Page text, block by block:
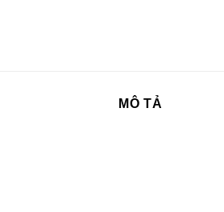
MÔ TẢ